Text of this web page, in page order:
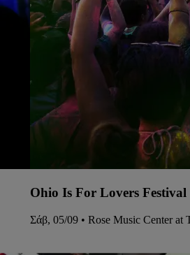
Ohio Is For Lovers Festival
Σάβ, 05/09 • Rose Music Center at